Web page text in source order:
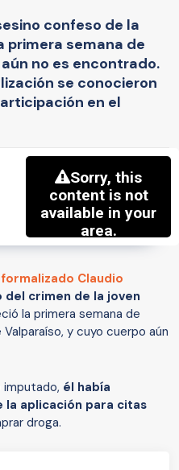
confeso de la
primera semana de
no es encontrado.
se conocieron
en el
formalizado Claudio
del crimen de la joven
la primera semana de
Valparaíso, y cuyo cuerpo aún
imputado, él había
la aplicación para citas
droga.